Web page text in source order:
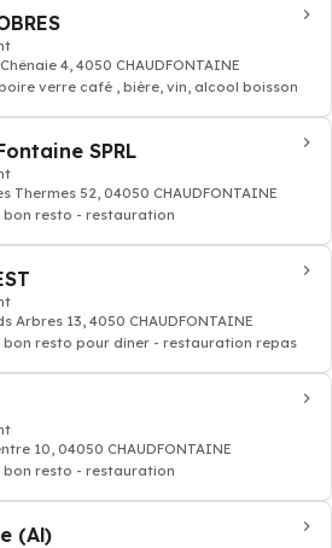
4, 4050 CHAUDFONTAINE
verre café , bière, vin, alcool boisson
SPRL
Thermes 52, 04050 CHAUDFONTAINE
bon resto - restauration
Arbres 13, 4050 CHAUDFONTAINE
bon resto pour diner - restauration repas
10, 04050 CHAUDFONTAINE
bon resto - restauration
(Al)